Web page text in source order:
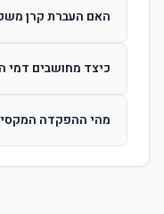
הרווחים.האם העברת קרן
החברות. הוותק ממשיך
כיצד מחושבים דמי
ומתן על שיעורם בעת
מהי ההפקדה